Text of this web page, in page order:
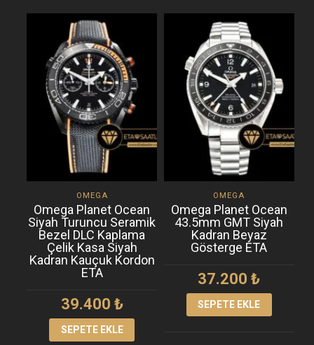
OMEGA
Omega Planet Ocean
Siyah Turuncu Seramik
Bezel DLC Kaplama
Çelik Kasa Siyah
Kadran Kauçuk Kordon
ETA
39.400 ₺
SEPETE EKLE
OMEGA
Omega Planet Ocean
43.5mm GMT Siyah
Kadran Beyaz
Gösterge ETA
37.200₺
SEPETE EKLE